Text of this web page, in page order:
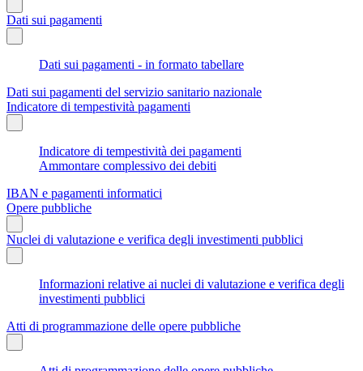
Dati sui pagamenti
Dati sui pagamenti - in formato tabellare
Dati sui pagamenti del servizio sanitario nazionale
Indicatore di tempestività pagamenti
Indicatore di tempestività dei pagamenti
Ammontare complessivo dei debiti
IBAN e pagamenti informatici
Opere pubbliche
Nuclei di valutazione e verifica degli investimenti pubblici
Informazioni relative ai nuclei di valutazione e verifica degli
investimenti pubblici
Atti di programmazione delle opere pubbliche